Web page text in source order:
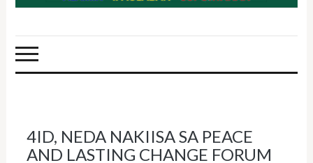
4ID, NEDA NAKIISA SA PEACE
AND LASTING CHANGE FORUM